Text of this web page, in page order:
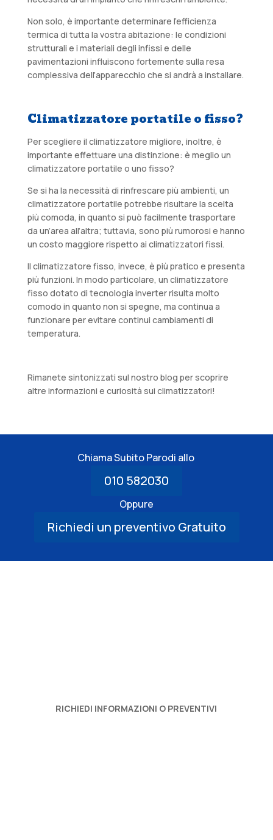
Non solo, è importante determinare l’efficienza
termica di tutta la vostra abitazione: le condizioni
strutturali e i materiali degli infissi e delle
pavimentazioni influiscono fortemente sulla resa
complessiva dell’apparecchio che si andrà a installare.
Climatizzatore portatile o fisso?
Per scegliere il climatizzatore migliore, inoltre, è
importante effettuare una distinzione: è meglio un
climatizzatore portatile o uno fisso?
Se si ha la necessità di rinfrescare più ambienti, un
climatizzatore portatile potrebbe risultare la scelta
più comoda, in quanto si può facilmente trasportare
da un’area all’altra; tuttavia, sono più rumorosi e hanno
un costo maggiore rispetto ai climatizzatori fissi.
Il climatizzatore fisso, invece, è più pratico e presenta
più funzioni. In modo particolare, un climatizzatore
fisso dotato di tecnologia inverter risulta molto
comodo in quanto non si spegne, ma continua a
funzionare per evitare continui cambiamenti di
temperatura.
Rimanete sintonizzati sul nostro blog per scoprire
altre informazioni e curiosità sui climatizzatori!
Chiama Subito Parodi allo
010 582030
Oppure
Richiedi un preventivo Gratuito
RICHIEDI INFORMAZIONI O PREVENTIVI